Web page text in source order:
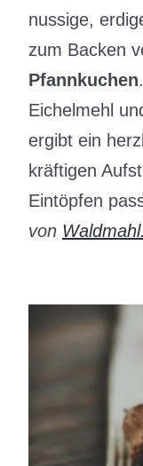
nussige,
zum Backen
Pfannkuchen
Eichelmehl
ergibt ein
kräftigen
Eintöpfen
von